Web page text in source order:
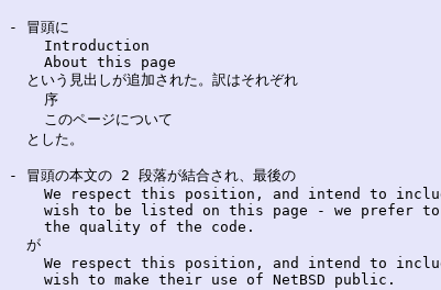
- 冒頭に
    Introduction
    About this page
  という見出しが追加された。訳はそれぞれ
    序
    このページについて
  とした。
- 冒頭の本文の 2 段落が結合され、最後の
We respect this position, and intend to
wish to be listed on this page - we prefer
    the quality of the code.
  が
We respect this position, and intend to
    wish to make their use of NetBSD public.